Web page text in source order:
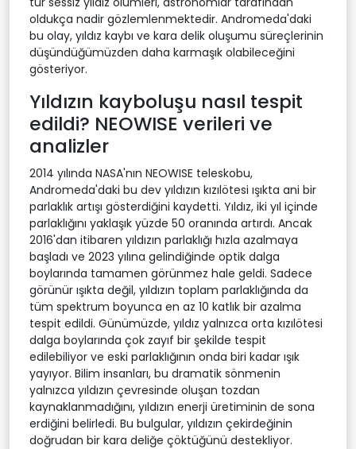
oldukça nadir gözlemlenmektedir. Andromeda'daki
bu olay, yıldız kaybı ve kara delik oluşumu süreçlerinin
düşündüğümüzden daha karmaşık olabileceğini
gösteriyor.
Yıldızın kayboluşu nasıl tespit
edildi? NEOWISE verileri ve
analizler
2014 yılında NASA'nın NEOWISE teleskobu,
Andromeda'daki bu dev yıldızın kızılötesi ışıkta ani bir
parlaklık artışı gösterdiğini kaydetti. Yıldız, iki yıl içinde
parlaklığını yaklaşık yüzde 50 oranında artırdı. Ancak
2016'dan itibaren yıldızın parlaklığı hızla azalmaya
başladı ve 2023 yılına gelindiğinde optik dalga
boylarında tamamen görünmez hale geldi. Sadece
görünür ışıkta değil, yıldızın toplam parlaklığında da
tüm spektrum boyunca en az 10 katlık bir azalma
tespit edildi. Günümüzde, yıldız yalnızca orta kızılötesi
dalga boylarında çok zayıf bir şekilde tespit
edilebiliyor ve eski parlaklığının onda biri kadar ışık
yayıyor. Bilim insanları, bu dramatik sönmenin
yalnızca yıldızın çevresinde oluşan tozdan
kaynaklanmadığını, yıldızın enerji üretiminin de sona
erdiğini belirledi. Bu bulgular, yıldızın çekirdeğinin
doğrudan bir kara deliğe çöktüğünü destekliyor.